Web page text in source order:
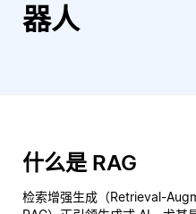
器人
什么是 RAG
检索增强生成（Retrieval-